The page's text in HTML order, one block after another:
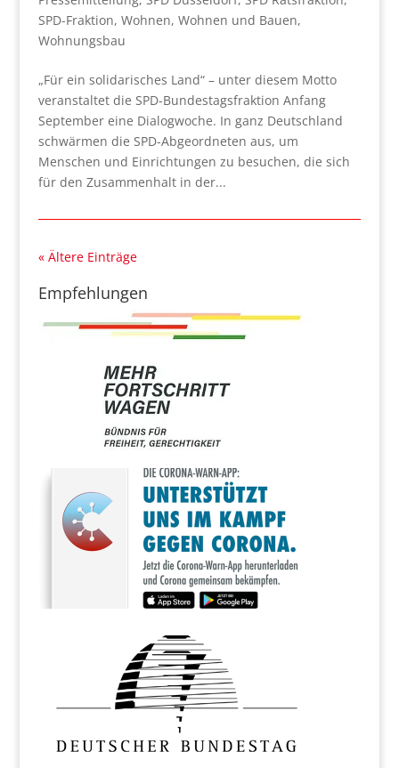
SPD-Fraktion, Wohnen, Wohnen und Bauen,
Wohnungsbau
„Für ein solidarisches Land“ – unter diesem Motto
veranstaltet die SPD-Bundestagsfraktion Anfang
September eine Dialogwoche. In ganz Deutschland
schwärmen die SPD-Abgeordneten aus, um
Menschen und Einrichtungen zu besuchen, die sich
für den Zusammenhalt in der...
« Ältere Einträge
Empfehlungen